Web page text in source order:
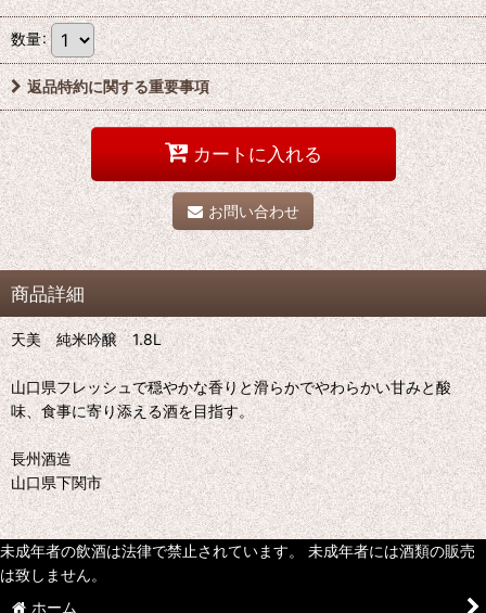
数量:
返品特約に関する重要事項
カートに入れる
お問い合わせ
商品詳細
天美 純米吟醸 1.8L
山口県フレッシュで穏やかな香りと滑らかでやわらかい甘みと酸
味、食事に寄り添える酒を目指す。
長州酒造
山口県下関市
未成年者の飲酒は法律で禁止されています。 未成年者には酒類の販売
は致しません。
ホーム